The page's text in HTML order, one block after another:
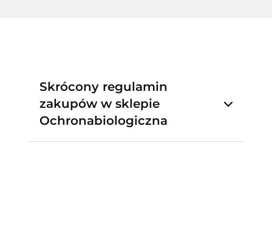
Skrócony regulamin
zakupów w sklepie
Ochronabiologiczna